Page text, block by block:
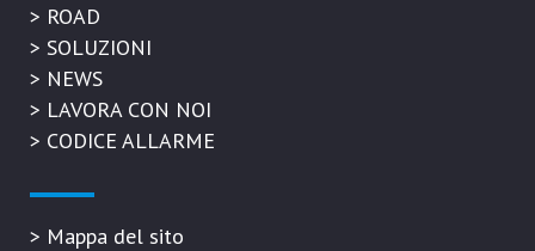
> ROAD
> SOLUZIONI
> NEWS
> LAVORA CON NOI
> CODICE ALLARME
> Mappa del sito